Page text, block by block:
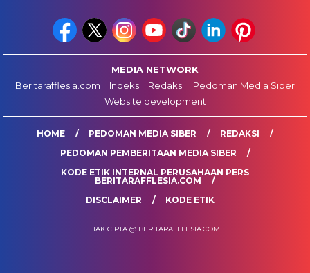
MEDIA NETWORK
Beritarafflesia.com
Indeks Redaksi
Pedoman Media Siber
Website development
HOME PEDOMAN MEDIA SIBER
REDAKSI
PEDOMAN PEMBERITAAN MEDIA SIBER
KODE ETIK INTERNAL PERUSAHAAN PERS
BERITARAFFLESIA.COM
DISCLAIMER
KODE ETIK
HAK CIPTA @ BERITARAFFLESIA.COM